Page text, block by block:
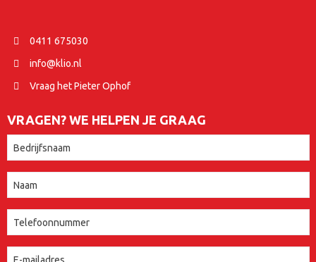
0411 675030
info@klio.nl
Vraag het Pieter Ophof
VRAGEN? WE HELPEN JE GRAAG